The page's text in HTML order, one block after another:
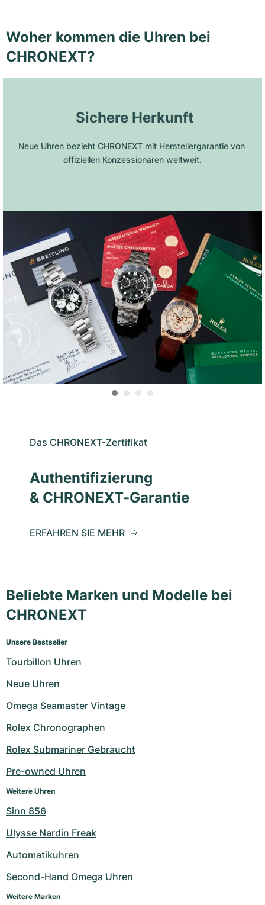
Woher kommen die Uhren bei
CHRONEXT?
Sichere Herkunft
Neue Uhren bezieht CHRONEXT mit Herstellergarantie von
offiziellen Konzessionären weltweit.
Das CHRONEXT-Zertifikat
Authentifizierung
& CHRONEXT-Garantie
ERFAHREN SIE MEHR
Beliebte Marken und Modelle bei
CHRONEXT
Unsere Bestseller
Tourbillon Uhren
Neue Uhren
Omega Seamaster Vintage
Rolex Chronographen
Rolex Submariner Gebraucht
Pre-owned Uhren
Weitere Uhren
Sinn 856
Ulysse Nardin Freak
Automatikuhren
Second-Hand Omega Uhren
Weitere Marken